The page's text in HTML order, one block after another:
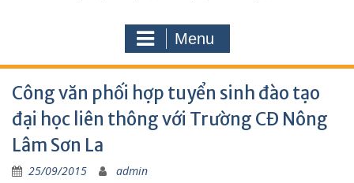
Menu
Công văn phối hợp tuyển sinh đào tạo
đại học liên thông với Trường CĐ Nông
Lâm Sơn La
25/09/2015 admin